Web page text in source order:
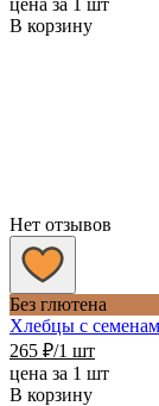
В корзину
Нет отзывов
Без глютена
Хлебцы с
265 ₽/1 шт
цена за 1 шт
В корзину